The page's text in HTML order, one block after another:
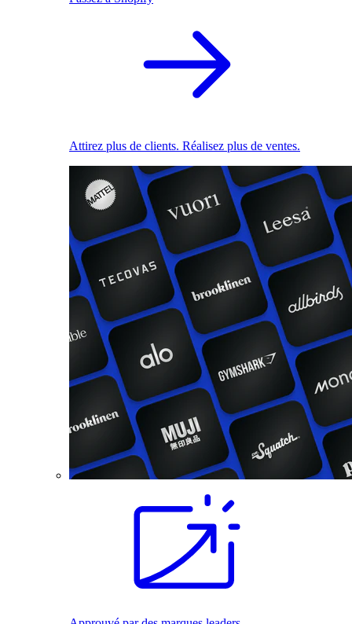
Attirez plus de clients. Réalisez plus de ventes.